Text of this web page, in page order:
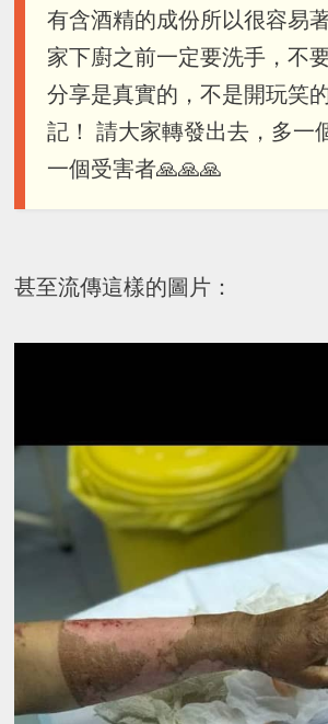
有含酒精的成份所以很容易
家下廚之前一定要洗手，不
分享是真實的，不是開玩笑
記！ 請大家轉發出去，多一
一個受害者🙏🙏🙏
甚至流傳這樣的圖片：